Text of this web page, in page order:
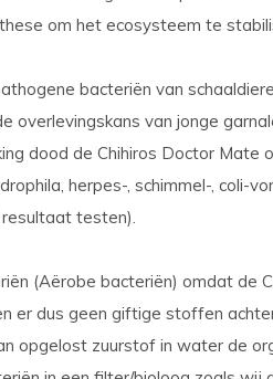
om het ecosysteem te
bacteriën van
overlevingskans van jonge
dood de Chihiros Doctor Mate
herpes-, schimmel-, coli-
testen).
(Aërobe bacteriën) omdat de
er dus geen giftige stoffen
opgelost zuurstof in water de